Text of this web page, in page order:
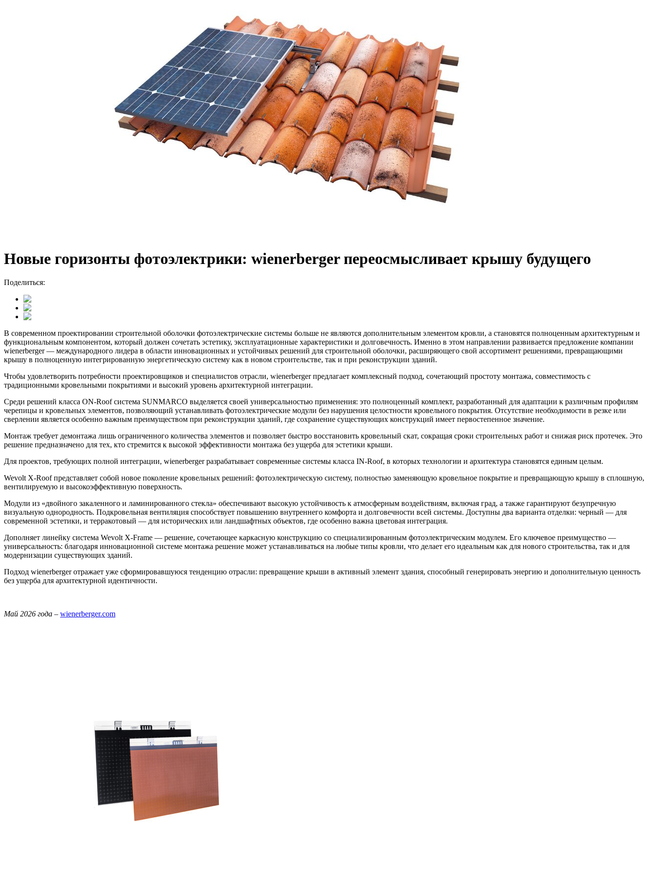
Новые горизонты фотоэлектрики: wienerberger переосмысливает крышу будущего
Поделиться:
В современном проектировании строительной оболочки фотоэлектрические системы больше не являются дополнительным элементом кровли, а становятся полноценным архитектурным и
функциональным компонентом, который должен сочетать эстетику, эксплуатационные характеристики и долговечность. Именно в этом направлении развивается предложение компании
wienerberger — международного лидера в области инновационных и устойчивых решений для строительной оболочки, расширяющего свой ассортимент решениями, превращающими
крышу в полноценную интегрированную энергетическую систему как в новом строительстве, так и при реконструкции зданий.
Чтобы удовлетворить потребности проектировщиков и специалистов отрасли, wienerberger предлагает комплексный подход, сочетающий простоту монтажа, совместимость с
традиционными кровельными покрытиями и высокий уровень архитектурной интеграции.
Среди решений класса ON-Roof система SUNMARCO выделяется своей универсальностью применения: это полноценный комплект, разработанный для адаптации к различным профилям
черепицы и кровельных элементов, позволяющий устанавливать фотоэлектрические модули без нарушения целостности кровельного покрытия. Отсутствие необходимости в резке или
сверлении является особенно важным преимуществом при реконструкции зданий, где сохранение существующих конструкций имеет первостепенное значение.
Монтаж требует демонтажа лишь ограниченного количества элементов и позволяет быстро восстановить кровельный скат, сокращая сроки строительных работ и снижая риск протечек. Это
решение предназначено для тех, кто стремится к высокой эффективности монтажа без ущерба для эстетики крыши.
Для проектов, требующих полной интеграции, wienerberger разрабатывает современные системы класса IN-Roof, в которых технологии и архитектура становятся единым целым.
Wevolt X-Roof представляет собой новое поколение кровельных решений: фотоэлектрическую систему, полностью заменяющую кровельное покрытие и превращающую крышу в сплошную,
вентилируемую и высокоэффективную поверхность.
Модули из «двойного закаленного и ламинированного стекла» обеспечивают высокую устойчивость к атмосферным воздействиям, включая град, а также гарантируют безупречную
визуальную однородность. Подкровельная вентиляция способствует повышению внутреннего комфорта и долговечности всей системы. Доступны два варианта отделки: черный — для
современной эстетики, и терракотовый — для исторических или ландшафтных объектов, где особенно важна цветовая интеграция.
Дополняет линейку система Wevolt X-Frame — решение, сочетающее каркасную конструкцию со специализированным фотоэлектрическим модулем. Его ключевое преимущество —
универсальность: благодаря инновационной системе монтажа решение может устанавливаться на любые типы кровли, что делает его идеальным как для нового строительства, так и для
модернизации существующих зданий.
Подход wienerberger отражает уже сформировавшуюся тенденцию отрасли: превращение крыши в активный элемент здания, способный генерировать энергию и дополнительную ценность
без ущерба для архитектурной идентичности.
Май 2026 года – wienerberger.com